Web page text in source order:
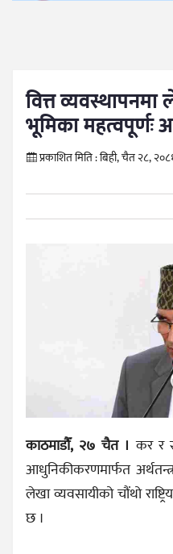
वित्त
भूमिका महत्वपूर्णः
प्रकाशित मिति :बिही, चैत २८,
काठमाडौँ, २७ चैत । कर र
आधुनिकीकरणमार्फत
लेखा व्यवसायीको चौंथो
छ ।